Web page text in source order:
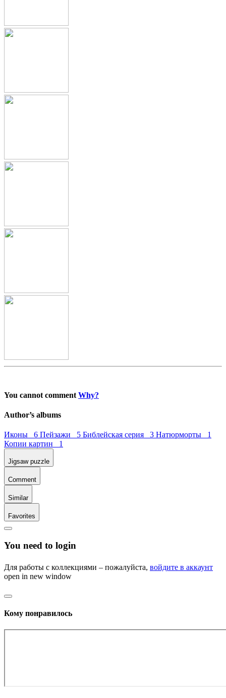
You cannot comment Why?
Author’s albums
Иконы 6 Пейзажи 5 Библейская серия 3 Натюрморты 1
Копии картин 1
Jigsaw puzzle
Comment
Similar
Favorites
You need to login
Для работы с коллекциями – пожалуйста, войдите в аккаунт
open in new window
Кому понравилось